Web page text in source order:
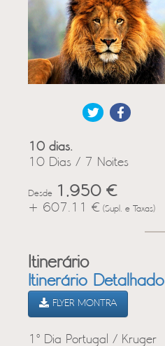
10 dias.
10 Dias / 7 Noites
Desde 1,950 €
+ 607.11 € (Supl. e Taxas)
Itinerário
Itinerário Detalhado
FLYER MONTRA
1º Dia Portugal / Kruger